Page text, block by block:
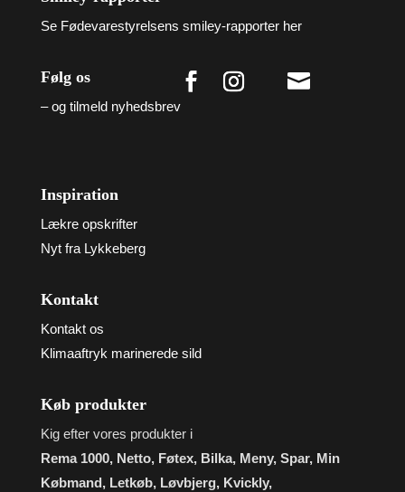
Se Fødevarestyrelsens smiley-rapporter her
Følg os
– og tilmeld nyhedsbrev

Inspiration
Lækre opskrifter
Nyt fra Lykkeberg
Kontakt
Kontakt os
Klimaaftryk marinerede sild
Køb produkter
Kig efter vores produkter i
Rema 1000, Netto, Føtex, Bilka, Meny, Spar, Min
Købmand, Letkøb, Løvbjerg, Kvickly,